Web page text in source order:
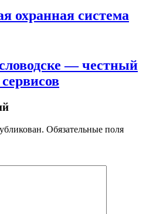
охранная система
— честный
Обязательные поля